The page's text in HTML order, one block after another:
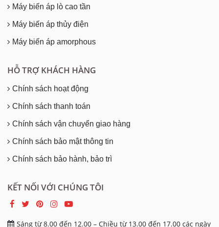
Máy biến áp lò cao tần
Máy biến áp thủy điện
Máy biến áp amorphous
HỖ TRỢ KHÁCH HÀNG
Chính sách hoạt động
Chính sách thanh toán
Chính sách vận chuyển giao hàng
Chính sách bảo mật thông tin
Chính sách bảo hành, bảo trì
KẾT NỐI VỚI CHÚNG TÔI
Sáng từ 8.00 đến 12.00 – Chiều từ 13.00 đến 17.00 các ngày